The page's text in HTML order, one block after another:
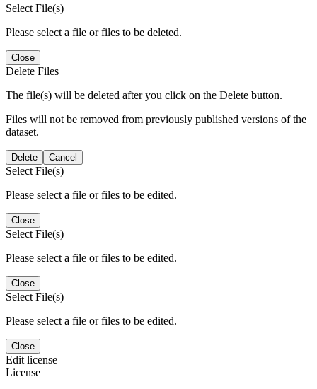
Select File(s)
Please select a file or files to be deleted.
Close
Delete Files
The file(s) will be deleted after you click on the Delete button.
Files will not be removed from previously published versions of the
dataset.
Delete Cancel
Select File(s)
Please select a file or files to be edited.
Close
Select File(s)
Please select a file or files to be edited.
Close
Select File(s)
Please select a file or files to be edited.
Close
Edit license
License